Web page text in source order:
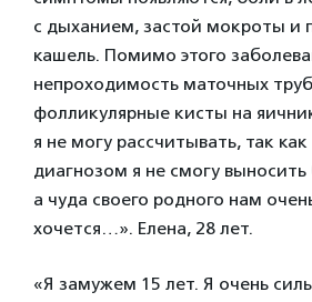
с дыханием, застой мокроты и
кашель. Помимо этого
непроходимость маточных
фолликулярные кисты на
я не могу рассчитывать, так
диагнозом я не смогу
а чуда своего родного нам
хочется…». Елена, 28 лет.
«Я замужем 15 лет. Я очень